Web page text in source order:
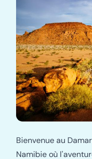
Bienvenue au
Namibie où